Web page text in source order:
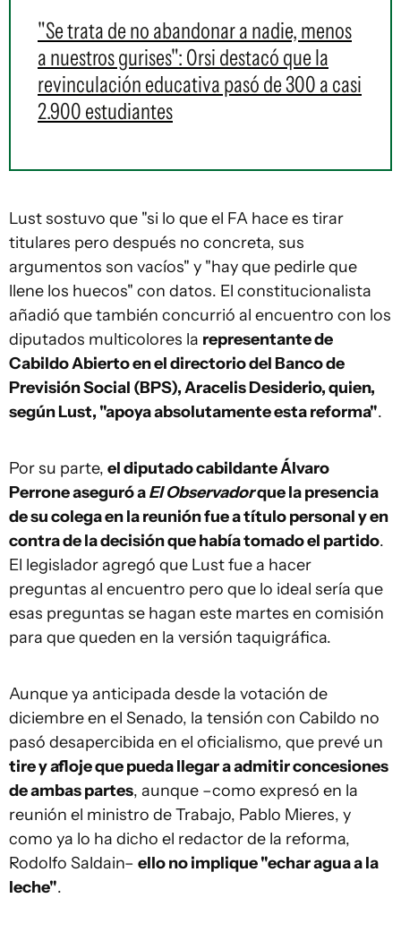
"Se trata de no abandonar a nadie, menos
a nuestros gurises": Orsi destacó que la
revinculación educativa pasó de 300 a casi
2.900 estudiantes
Lust sostuvo que "si lo que el FA hace es tirar
titulares pero después no concreta, sus
argumentos son vacíos" y "hay que pedirle que
llene los huecos" con datos. El constitucionalista
añadió que también concurrió al encuentro con los
diputados multicolores la representante de
Cabildo Abierto en el directorio del Banco de
Previsión Social (BPS), Aracelis Desiderio, quien,
según Lust, "apoya absolutamente esta reforma".
Por su parte, el diputado cabildante Álvaro
Perrone aseguró aEl Observadorque la presencia
de su colega en la reunión fue a título personal y en
contra de la decisión que había tomado el partido.
El legislador agregó que Lust fue a hacer
preguntas al encuentro pero que lo ideal sería que
esas preguntas se hagan este martes en comisión
para que queden en la versión taquigráfica.
Aunque ya anticipada desde la votación de
diciembre en el Senado, la tensión con Cabildo no
pasó desapercibida en el oficialismo, que prevé un
tire y afloje que pueda llegar a admitir concesiones
de ambas partes, aunque –como expresó en la
reunión el ministro de Trabajo, Pablo Mieres, y
como ya lo ha dicho el redactor de la reforma,
Rodolfo Saldain– ello no implique "echar agua a la
leche".